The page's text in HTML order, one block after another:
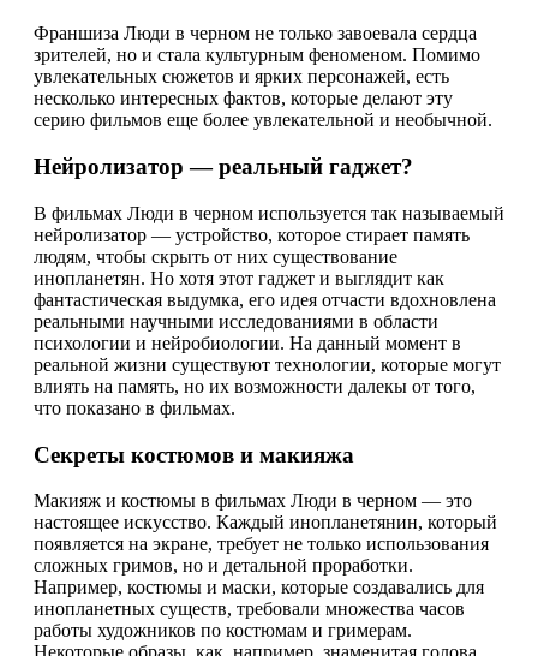
Франшиза Люди в черном не только завоевала сердца
зрителей, но и стала культурным феноменом. Помимо
увлекательных сюжетов и ярких персонажей, есть
несколько интересных фактов, которые делают эту
серию фильмов еще более увлекательной и необычной.
Нейролизатор — реальный гаджет?
В фильмах Люди в черном используется так называемый
нейролизатор — устройство, которое стирает память
людям, чтобы скрыть от них существование
инопланетян. Но хотя этот гаджет и выглядит как
фантастическая выдумка, его идея отчасти вдохновлена
реальными научными исследованиями в области
психологии и нейробиологии. На данный момент в
реальной жизни существуют технологии, которые могут
влиять на память, но их возможности далекы от того,
что показано в фильмах.
Секреты костюмов и макияжа
Макияж и костюмы в фильмах Люди в черном — это
настоящее искусство. Каждый инопланетянин, который
появляется на экране, требует не только использования
сложных гримов, но и детальной проработки.
Например, костюмы и маски, которые создавались для
инопланетных существ, требовали множества часов
работы художников по костюмам и гримерам.